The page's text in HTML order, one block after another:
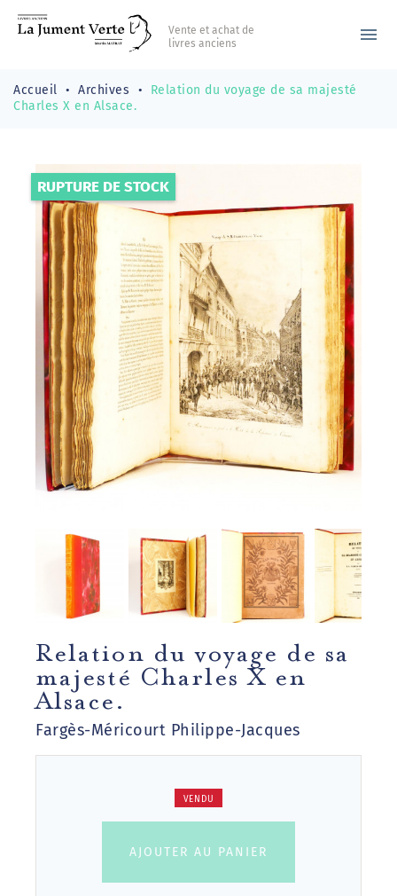
Vente et achat de
livres anciens
menu
Accueil Archives
Relation du voyage de sa majesté
Charles X en Alsace.
RUPTURE DE STOCK
Relation du voyage de sa
majesté Charles X en
Alsace.
Fargès-Méricourt Philippe-Jacques
VENDU
AJOUTER AU PANIER